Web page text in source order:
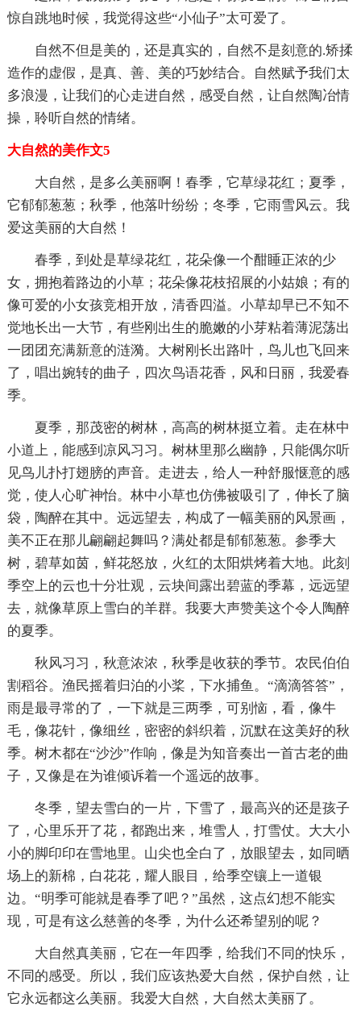
惊自跳地时候，我觉得这些“小仙子”太可爱了。
自然不但是美的，还是真实的，自然不是刻意的.矫揉
造作的虚假，是真、善、美的巧妙结合。自然赋予我们太
多浪漫，让我们的心走进自然，感受自然，让自然陶冶情
操，聆听自然的情绪。
大自然的美作文5
大自然，是多么美丽啊！春季，它草绿花红；夏季，
它郁郁葱葱；秋季，他落叶纷纷；冬季，它雨雪风云。我
爱这美丽的大自然！
春季，到处是草绿花红，花朵像一个酣睡正浓的少
女，拥抱着路边的小草；花朵像花枝招展的小姑娘；有的
像可爱的小女孩竞相开放，清香四溢。小草却早已不知不
觉地长出一大节，有些刚出生的脆嫩的小芽粘着薄泥荡出
一团团充满新意的涟漪。大树刚长出路叶，鸟儿也飞回来
了，唱出婉转的曲子，四次鸟语花香，风和日丽，我爱春
季。
夏季，那茂密的树林，高高的树林挺立着。走在林中
小道上，能感到凉风习习。树林里那么幽静，只能偶尔听
见鸟儿扑打翅膀的声音。走进去，给人一种舒服惬意的感
觉，使人心旷神怡。林中小草也仿佛被吸引了，伸长了脑
袋，陶醉在其中。远远望去，构成了一幅美丽的风景画，
美不正在那儿翩翩起舞吗？满处都是郁郁葱葱。参季大
树，碧草如茵，鲜花怒放，火红的太阳烘烤着大地。此刻
季空上的云也十分壮观，云块间露出碧蓝的季幕，远远望
去，就像草原上雪白的羊群。我要大声赞美这个令人陶醉
的夏季。
秋风习习，秋意浓浓，秋季是收获的季节。农民伯伯
割稻谷。渔民摇着归泊的小桨，下水捕鱼。“滴滴答答”，
雨是最寻常的了，一下就是三两季，可别恼，看，像牛
毛，像花针，像细丝，密密的斜织着，沉默在这美好的秋
季。树木都在“沙沙”作响，像是为知音奏出一首古老的曲
子，又像是在为谁倾诉着一个遥远的故事。
冬季，望去雪白的一片，下雪了，最高兴的还是孩子
了，心里乐开了花，都跑出来，堆雪人，打雪仗。大大小
小的脚印印在雪地里。山尖也全白了，放眼望去，如同晒
场上的新棉，白花花，耀人眼目，给季空镶上一道银
边。“明季可能就是春季了吧？”虽然，这点幻想不能实
现，可是有这么慈善的冬季，为什么还希望别的呢？
大自然真美丽，它在一年四季，给我们不同的快乐，
不同的感受。所以，我们应该热爱大自然，保护自然，让
它永远都这么美丽。我爱大自然，大自然太美丽了。